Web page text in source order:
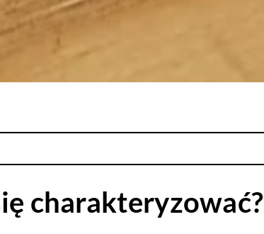
charakteryzować?